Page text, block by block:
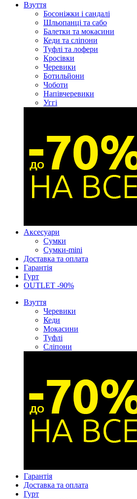
Взуття
Босоніжки і сандалі
Шльопанці та сабо
Балетки та мокасини
Кеди та сліпони
Туфлі та лофери
Кросівки
Черевики
Ботильйони
Чоботи
Напівчеревики
Уггі
Аксесуари
Сумки
Сумки-mini
Доставка та оплата
Гарантія
Гурт
OUTLET -90%
Взуття
Черевики
Кеди
Мокасини
Туфлі
Сліпони
Гарантія
Доставка та оплата
Гурт